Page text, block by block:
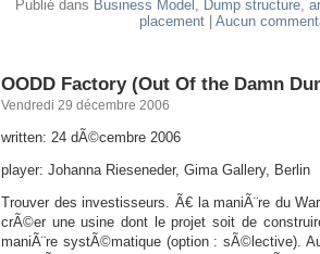
Publié dans Business Model , Dump structure,
placement| Aucun
OODD Factory (Out Of the Damn
Vendredi 29 décembre 2006
written: 24 dÃ©cembre 2006
player: Johanna Rieseneder, Gima Gallery, Berlin
Trouver des investisseurs. Ã€ la maniÃ¨re du
crÃ©er une usine dont le projet soit de
maniÃ¨re systÃ©matique (option : sÃ©lective).